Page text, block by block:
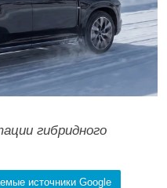
гибридного
источники Google